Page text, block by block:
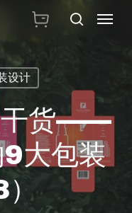
Menu
设计
干货——
大包装
）